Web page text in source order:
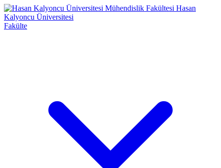
Mühendislik Fakültesi Hasan
Kalyoncu Üniversitesi
Fakülte